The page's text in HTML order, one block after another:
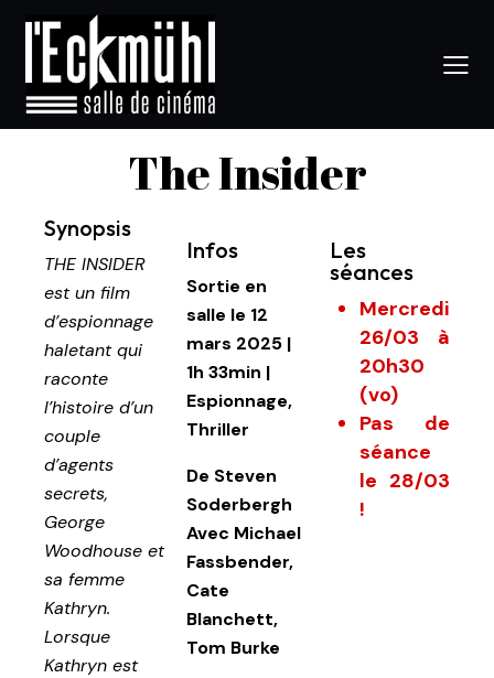
The Insider
Synopsis
THE INSIDER
est un film
d’espionnage
haletant qui
raconte
l’histoire d’un
couple
d’agents
secrets,
George
Woodhouse et
sa femme
Kathryn.
Lorsque
Kathryn est
Infos
Sortie en
salle le 12
mars 2025 |
1h 33min |
Espionnage,
Thriller
De Steven
Soderbergh
Avec Michael
Fassbender,
Cate
Blanchett,
Tom Burke
Les
séances
Mercredi
26/03 à
20h30
(vo)
Pas de
séance
le 28/03
!